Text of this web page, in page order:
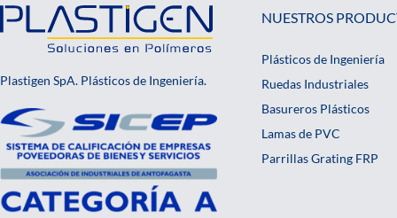
Plastigen SpA. Plásticos de Ingeniería.
NUESTROS
Plásticos de Ingeniería
Ruedas Industriales
Basureros Plásticos
Lamas de PVC
Parrillas Grating FRP